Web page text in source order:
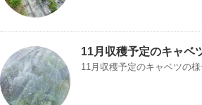
11月収穫予定のキャベ
11月収穫予定のキャベツの様